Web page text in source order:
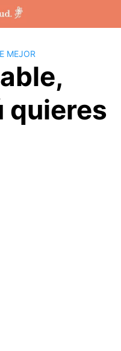
MEJOR
quieres